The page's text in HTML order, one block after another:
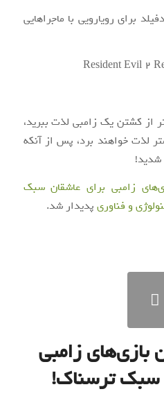
برای رویارویی با ماجراهایی
از کشتن یک زامبی لذت ببرید،
لذت خواهند برد، پس از آنکه
شدید!
زامبی برای عاشقان سبک
و فناوریپدیدار شد.
بازی‌های زامبی
سبک ترسناک!